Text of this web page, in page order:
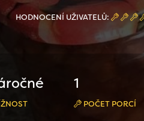
HODNOCENÍ UŽIVATELŮ:
1
POČET PORCÍ